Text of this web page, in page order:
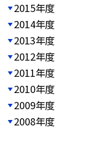
2015年度
2014年度
2013年度
2012年度
2011年度
2010年度
2009年度
2008年度